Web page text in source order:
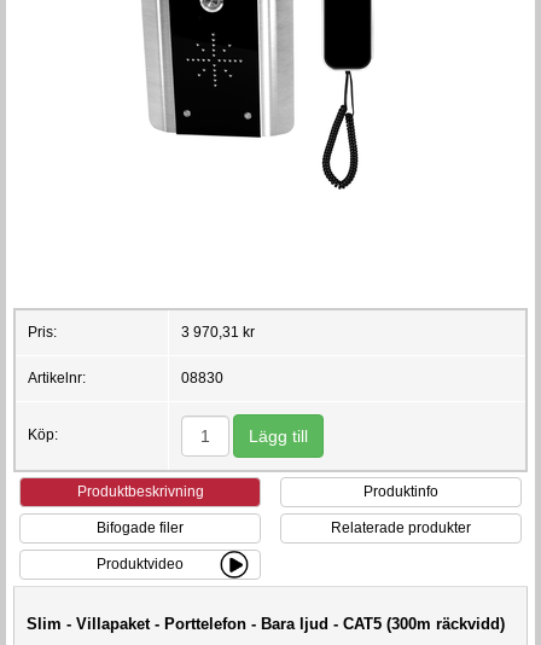
Pris: 3 970,31 kr
Artikelnr: 08830
Köp:
Produktbeskrivning Produktinfo
Bifogade filer Relaterade produkter
Produktvideo
Slim - Villapaket - Porttelefon - Bara ljud - CAT5 (300m räckvidd)